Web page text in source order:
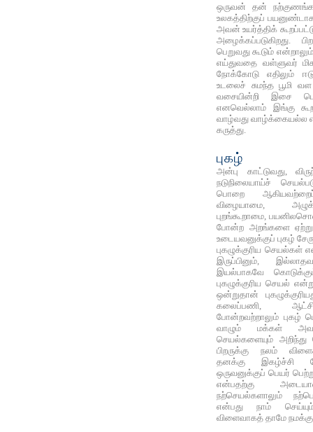
ஒருவன் தன்
உலகத்திற்குப்
அவன் உயர்த்திக்
அழைக்கப்படுகிறது.
பெறுவது கூடும்
எய்துவதை வள்ளுவர்
நோக்கோடு எதிலும்
உடலைச் சுமந்த பூமி
வசையின்றி இசை
எனவெல்லாம் இங்கு
வாழ்வது வாழ்க்கையல்ல
கருத்து.
புகழ்
அன்பு காட்டுவது,
நடுநிலையாய்ச்
பொறை
விழையாமை,
புறங்கூறாமை,
போன்ற அறங்களை ஏற்று
உடையவனுக்குப் புகழ்
புகழுக்குரிய
இருப்பினும்,
இயல்பாகவே
புகழுக்குரிய செயல்
ஒன்றுதான்
கலைப்பணி,
போன்றவற்றாலும் புகழ்
வாழும் மக்கள்
செயல்களையும் அறிந்து
பிறருக்கு நலம்
தனக்கு இகழ்ச்சி
ஒருவனுக்குப் பெயர்
என்பதற்கு
நற்செயல்களாலும்
என்பது நாம்
விளைவாகத் தாமே நமக்கு